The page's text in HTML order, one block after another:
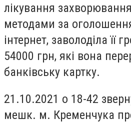
лікування
методами за
інтернет, заволоділа її
54000 грн, які вона
банківську картку.
21.10.2021 о 18-42
мешк. м. Кременчука